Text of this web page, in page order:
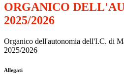
ORGANICO
2025/2026
Organico dell'autonomia dell'I.C. di
2025/2026
Allegati